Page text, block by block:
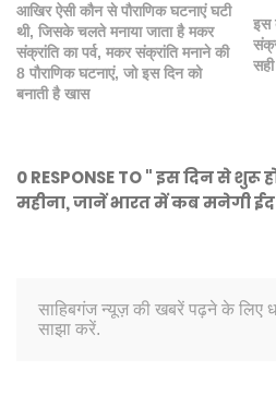
आखिर ऐसी कौन से पौराणिक घटनाएं घटी
थी, जिसके चलते मनाया जाता है मकर
संक्रांति का पर्व, मकर संक्रांति मनाने की
8 पौ‍राणिक घटनाएं, जो इस दिन को
बनाती है खास
इस
0 RESPONSE TO " इस दिन से शुरू
महीना, जानें भारत में कब मनेगी
साहिबगंज न्यूज़ की खबरें पढ़ने के लिए
साझा करें.